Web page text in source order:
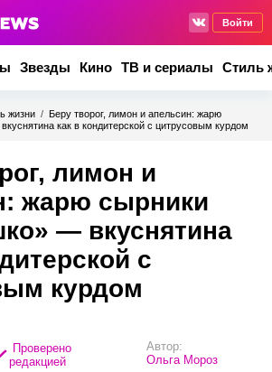
Войти
Звезды Кино ТВ и сериалы Стиль
жизни / Беру творог, лимон и апельсин: жарю
как в кондитерской с цитрусовым курдом
лимон и
жарю сырники
— вкуснятина
с
курдом
Проверено
редакцией
Автор:
Ольга Мороз